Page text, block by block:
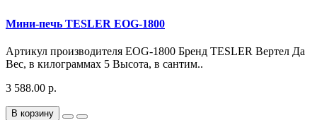
Мини-печь TESLER EOG-1800
Артикул производителя EOG-1800 Бренд TESLER Вертел Да
Вес, в килограммах 5 Высота, в сантим..
3 588.00 р.
В корзину